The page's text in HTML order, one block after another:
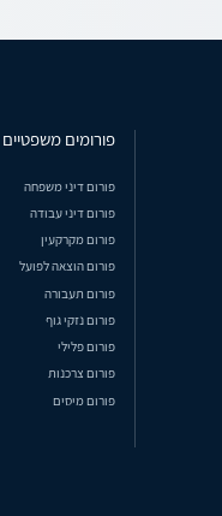
פורומים משפטיים
פורום דיני משפחה
פורום דיני עבודה
פורום מקרקעין
פורום הוצאה לפועל
פורום תעבורה
פורום נזקי גוף
פורום פלילי
פורום צרכנות
פורום מיסים